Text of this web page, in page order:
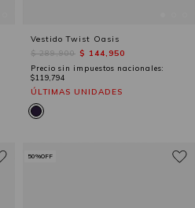
Vestido Twist Oasis
$ 289,900 $ 144,950
Precio sin impuestos nacionales:
$119,794
ÚLTIMAS UNIDADES
50%OFF